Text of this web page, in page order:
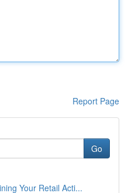
Report Page
Go
Your Retail Acti...